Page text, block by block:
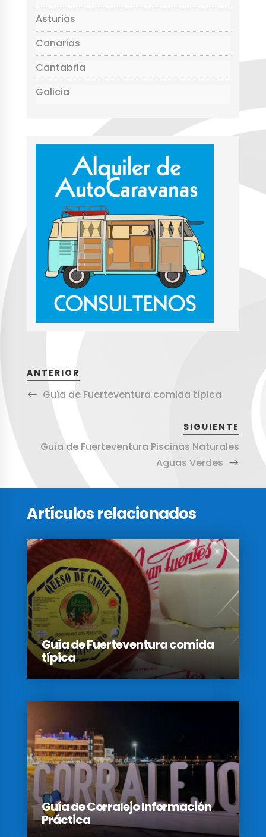
Asturias
Canarias
Cantabria
Galicia
ANTERIOR
Guía de Fuerteventura comida típica
SIGUIENTE
Guía de Fuerteventura Piscinas Naturales
Aguas Verdes
Artículos relacionados
Guía de Fuerteventura comida
típica
Guía de Corralejo Información
Práctica